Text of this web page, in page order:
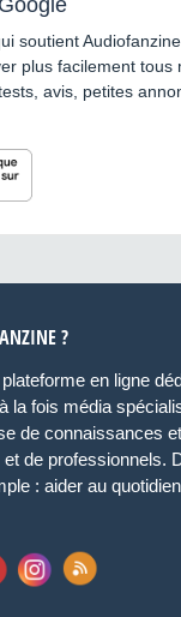
soutient
plus facilement tous
avis, petites
?
en ligne
la fois média
de connaissances
de professionnels.
: aider au